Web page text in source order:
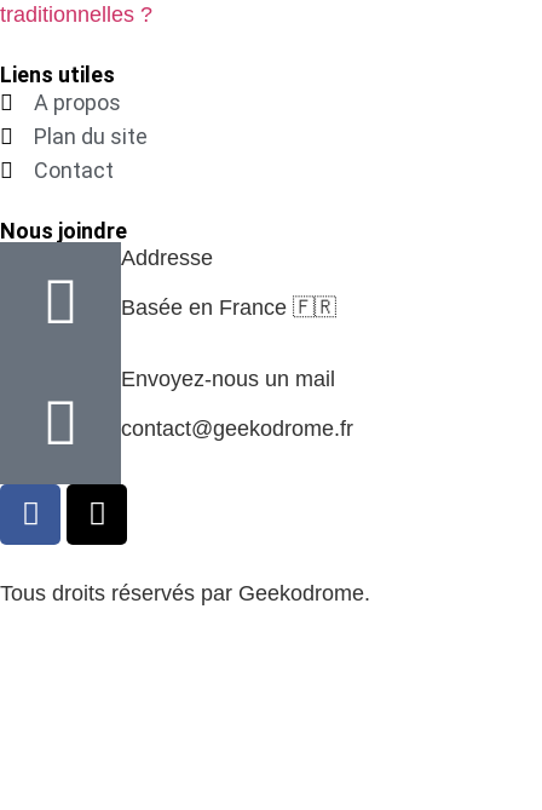
traditionnelles ?
Liens utiles
A propos
Plan du site
Contact
Nous joindre
Addresse
Basée en France 🇫🇷
Envoyez-nous un mail
contact@geekodrome.fr
Tous droits réservés par Geekodrome.